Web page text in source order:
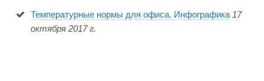
Температурные нормы для офиса. Инфографика 17
октября 2017 г.